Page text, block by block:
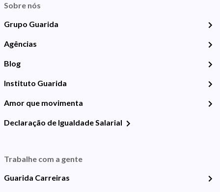
Sobre nós
Grupo Guarida
Agências
Blog
Instituto Guarida
Amor que movimenta
Declaração de Igualdade Salarial
Trabalhe com a gente
Guarida Carreiras